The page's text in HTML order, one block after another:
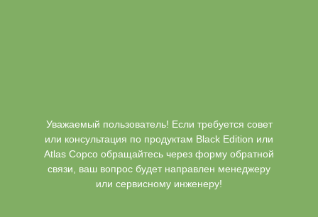
Уважаемый пользователь! Если требуется совет
или консультация по продуктам Black Edition или
Atlas Copco обращайтесь через форму обратной
связи, ваш вопрос будет направлен менеджеру
или сервисному инженеру!